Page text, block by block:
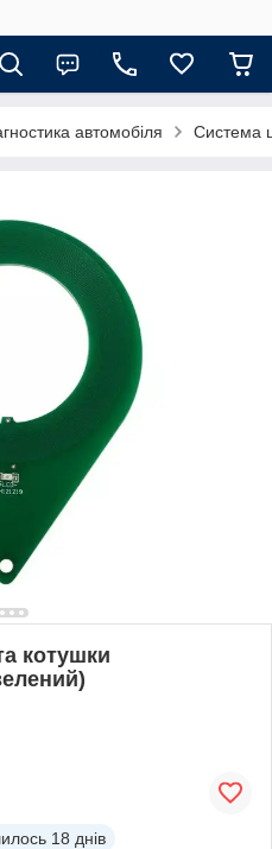
автомобіля Система
котушки
18 днів